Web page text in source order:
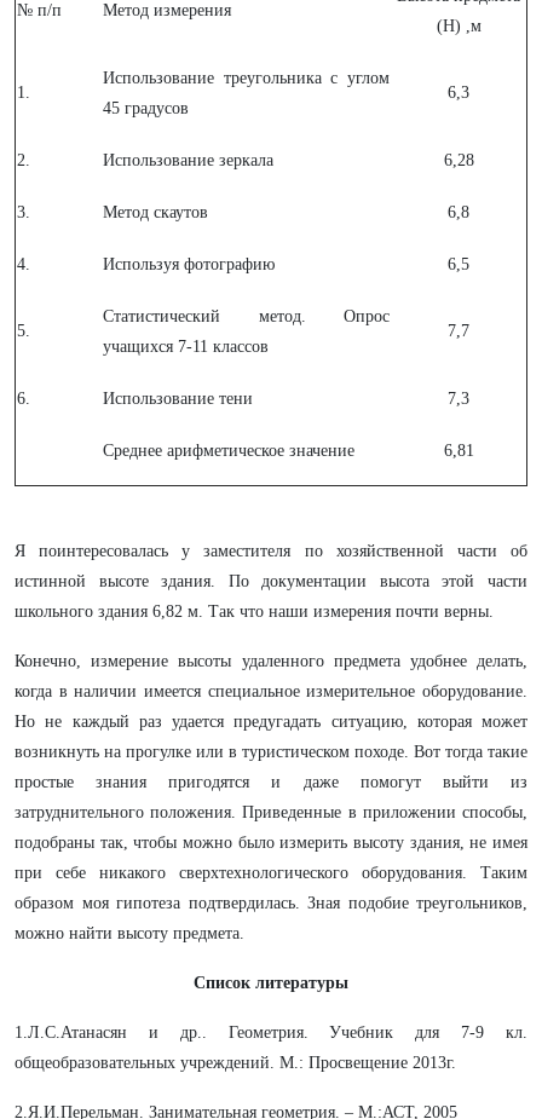
№ п/п Метод измерения
(H) ,м
1.
Использование треугольника с углом
45 градусов
6,3
2. Использование зеркала 6,28
3. Метод скаутов 6,8
4. Используя фотографию 6,5
5.
Статистический метод. Опрос
учащихся 7-11 классов
7,7
6. Использование тени 7,3
Среднее арифметическое значение 6,81
Я поинтересовалась у заместителя по хозяйственной части об
истинной высоте здания. По документации высота этой части
школьного здания 6,82 м. Так что наши измерения почти верны.
Конечно, измерение высоты удаленного предмета удобнее делать,
когда в наличии имеется специальное измерительное оборудование.
Но не каждый раз удается предугадать ситуацию, которая может
возникнуть на прогулке или в туристическом походе. Вот тогда такие
простые знания пригодятся и даже помогут выйти из
затруднительного положения. Приведенные в приложении способы,
подобраны так, чтобы можно было измерить высоту здания, не имея
при себе никакого сверхтехнологического оборудования. Таким
образом моя гипотеза подтвердилась. Зная подобие треугольников,
можно найти высоту предмета.
Список литературы
1.Л.С.Атанасян и др.. Геометрия. Учебник для 7-9 кл.
общеобразовательных учреждений. М.: Просвещение 2013г.
2.Я.И.Перельман. Занимательная геометрия. – М.:АСТ, 2005